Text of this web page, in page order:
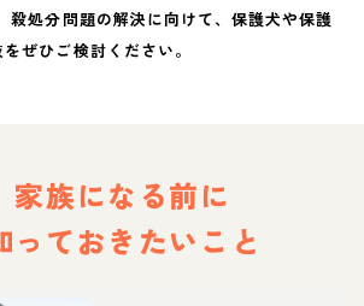
殺処分問題の解決に向けて、保護犬や保護
ぜひご検討ください。
家族になる前に
っておきたいこと